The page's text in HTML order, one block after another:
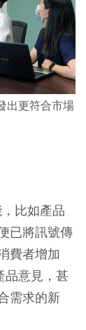
出更符合市場
比如產品
已將訊號傳
費者增加
品意見，甚
需求的新